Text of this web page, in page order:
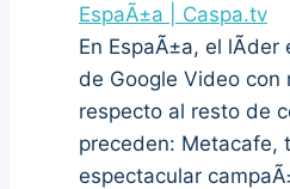
EspaÃ±a | Caspa.tv
En EspaÃ±a, el
de Google Video con
respecto al resto de
preceden: Metacafe,
espectacular